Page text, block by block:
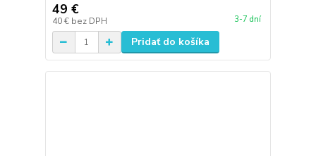
49 €
40 € bez DPH 3-7 dní
Pridať do košíka